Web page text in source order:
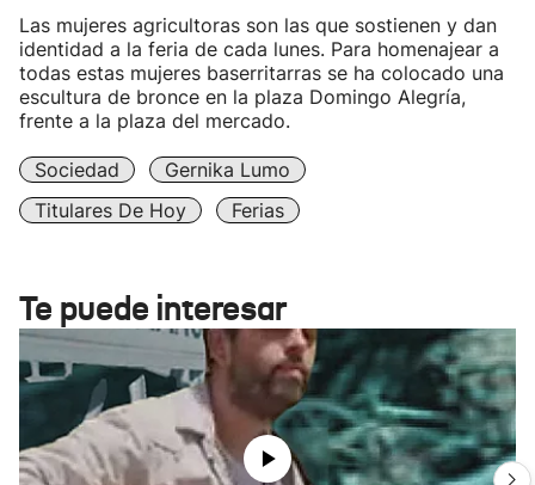
Las mujeres agricultoras son las que sostienen y dan
identidad a la feria de cada lunes. Para homenajear a
todas estas mujeres baserritarras se ha colocado una
escultura de bronce en la plaza Domingo Alegría,
frente a la plaza del mercado.
Sociedad
Gernika Lumo
Titulares De Hoy
Ferias
Te puede interesar